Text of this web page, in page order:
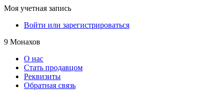
Моя учетная запись
Войти или зарегистрироваться
9 Монахов
О нас
Стать продавцом
Реквизиты
Обратная связь